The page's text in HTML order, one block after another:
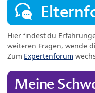
Hier findest du
weiteren Fragen, wende
Zum Expertenforum
Meine